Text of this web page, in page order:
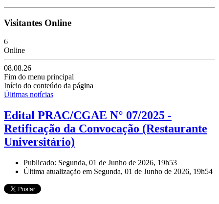
Visitantes Online
6
Online
08.08.26
Fim do menu principal
Início do conteúdo da página
Últimas notícias
Edital PRAC/CGAE N° 07/2025 -
Retificação da Convocação (Restaurante
Universitário)
Publicado: Segunda, 01 de Junho de 2026, 19h53
Última atualização em Segunda, 01 de Junho de 2026, 19h54